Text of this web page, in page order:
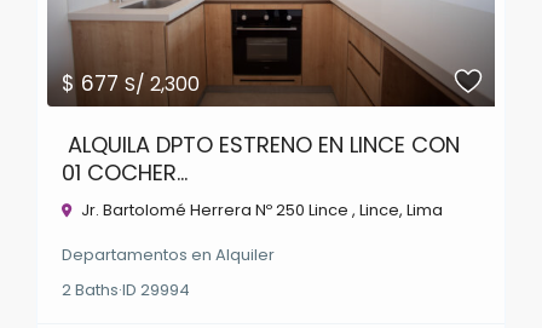
$ 677S/ 2,300
ALQUILA DPTO ESTRENO EN LINCE CON
01 COCHER...
Jr. Bartolomé Herrera Nº 250 Lince ,Lince,Lima
Departamentos enAlquiler
2Baths·ID29994